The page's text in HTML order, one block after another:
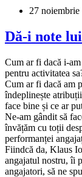
27 noiembrie
Dă-i note
Cum ar fi dacă i-
pentru activitatea
Cum ar fi dacă am
îndeplinește
face bine și ce ar
Ne-am gândit să
învățăm cu toții
performanței
Fiindcă da, Klaus
angajatul nostru, îi
angajatori, să ne